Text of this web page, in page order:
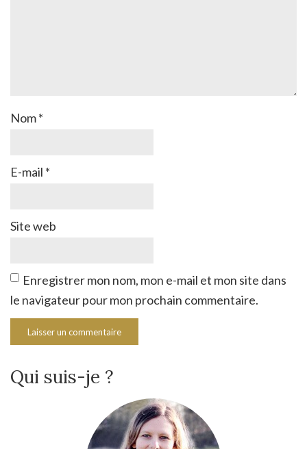
Nom*
E-mail *
Site web
Enregistrer mon nom, mon e-mail et mon site dans
le navigateur pour mon prochain commentaire.
Qui suis-je ?